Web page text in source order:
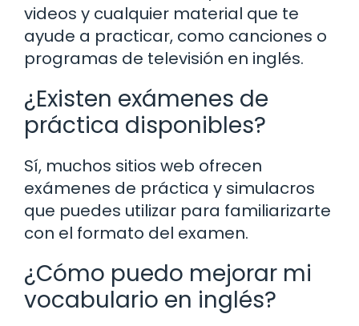
videos y cualquier material que te
ayude a practicar, como canciones o
programas de televisión en inglés.
¿Existen exámenes de
práctica disponibles?
Sí, muchos sitios web ofrecen
exámenes de práctica y simulacros
que puedes utilizar para familiarizarte
con el formato del examen.
¿Cómo puedo mejorar mi
vocabulario en inglés?